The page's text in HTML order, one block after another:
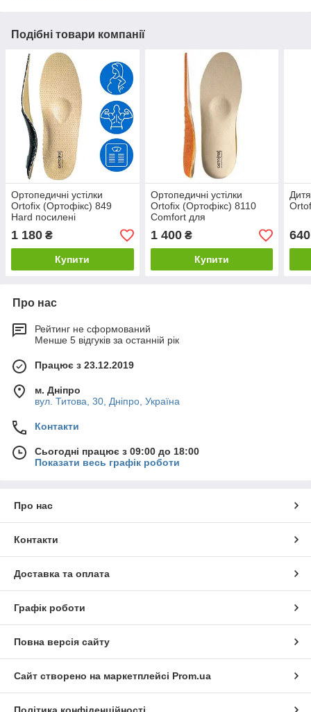
Подібні товари компанії
Ортопедичні устілки
Ortofix (Ортофікс) 849
Hard посилені
1 180 ₴
Купити
Ортопедичні устілки
Ortofix (Ортофікс) 8110
Comfort для
повсякденного взуття
1 400₴
Купити
640
Про нас
Рейтинг не сформований
Менше 5 відгуків за останній рік
Працює з 23.12.2019
м. Дніпро
вул. Титова, 30, Дніпро, Україна
Контакти
Сьогодні працює з 09:00 до 18:00
Показати весь графік роботи
Про нас
Контакти
Доставка та оплата
Графік роботи
Повна версія сайту
Сайт створено на маркетплейсі Prom.ua